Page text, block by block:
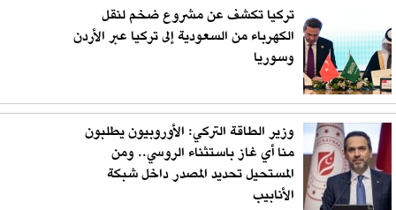
تركيا تكشف عن مشروع ضخم لنقل
الكهرباء من السعودية إلى تركيا عبر الأردن
وسوريا
وزير الطاقة التركي: الأوروبيون يطلبون
منا أي غاز باستثناء الروسي.. ومن
المستحيل تحديد المصدر داخل شبكة
الأنابيب